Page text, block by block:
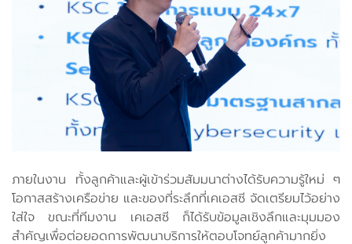
ภายในงาน ทั้งลูกค้าและผู้เข้าร่วมสัมมนาต่างได้รับความรู้ใหม่ ๆ
โอกาสสร้างเครือข่าย และของที่ระลึกที่เคเอสซี จัดเตรียมไว้อย่าง
ใส่ใจ ขณะที่ทีมงาน เคเอสซี ก็ได้รับข้อมูลเชิงลึกและมุมมอง
สำคัญเพื่อต่อยอดการพัฒนาบริการให้ตอบโจทย์ลูกค้ามากยิ่ง